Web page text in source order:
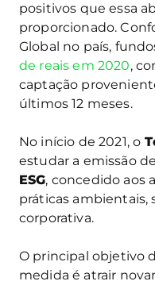
positivos que essa
proporcionado.
Global no país,
de reais em 2020,
captação
últimos 12 meses.
No início de 2021, o
estudar a emissão
ESG, concedido aos
práticas ambientais,
corporativa.
O principal objetivo
medida é atrair